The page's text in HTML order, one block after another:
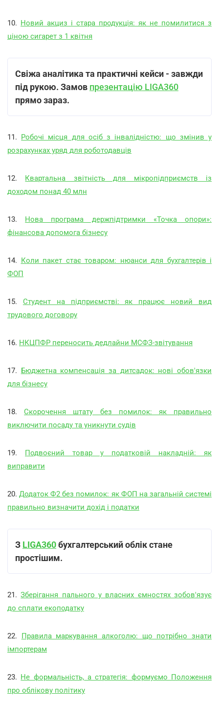
10. Новий акциз і стара продукція: як не помилитися з
ціною сигарет з 1 квітня
Свіжа аналітика та практичні кейси - завжди
під рукою. Замов презентацію LIGA360
прямо зараз.
11. Робочі місця для осіб з інвалідністю: що змінив у
розрахунках уряд для роботодавців
12. Квартальна звітність для мікропідприємств із
доходом понад 40 млн
13. Нова програма держпідтримки «Точка опори»:
фінансова допомога бізнесу
14. Коли пакет стає товаром: нюанси для бухгалтерів і
ФОП
15. Студент на підприємстві: як працює новий вид
трудового договору
16. НКЦПФР переносить дедлайни МСФЗ-звітування
17. Бюджетна компенсація за дитсадок: нові обов'язки
для бізнесу
18.Скорочення штату без помилок: як правильно
виключити посаду та уникнути судів
19. Подвоєний товар у податковій накладній: як
виправити
20.Додаток Ф2 без помилок: як ФОП на загальній системі
правильно визначити дохід і податки
З LIGA360бухгалтерський облік стане
простішим.
21.Зберігання пального у власних ємностях зобов'язує
до сплати екоподатку
22. Правила маркування алкоголю: що потрібно знати
імпортерам
23. Не формальність, а стратегія: формуємо Положення
про облікову політику